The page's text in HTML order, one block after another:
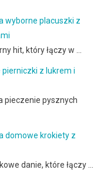
wyborne placuszki z
hit, który łączy w …
z lukrem i
pieczenie pysznych
domowe krokiety z
danie, które łączy …